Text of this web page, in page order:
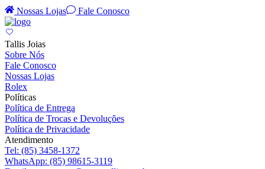
Nossas Lojas Fale Conosco
Tallis Joias
Sobre Nós
Fale Conosco
Nossas Lojas
Rolex
Políticas
Política de Entrega
Política de Trocas e Devoluções
Política de Privacidade
Atendimento
Tel: (85) 3458-1372
WhatsApp: (85) 98615-3119